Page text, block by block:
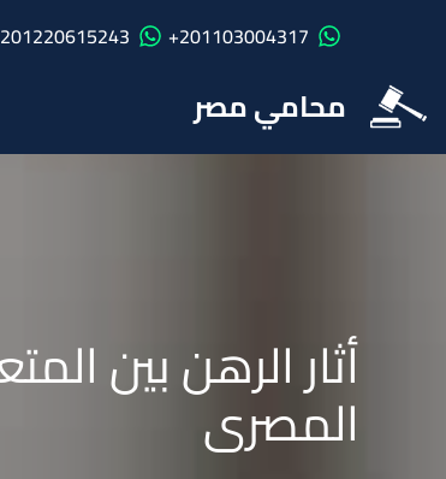
201103004317+
201220615243+
محامي مصر
أثار الرهن بين
المصرى